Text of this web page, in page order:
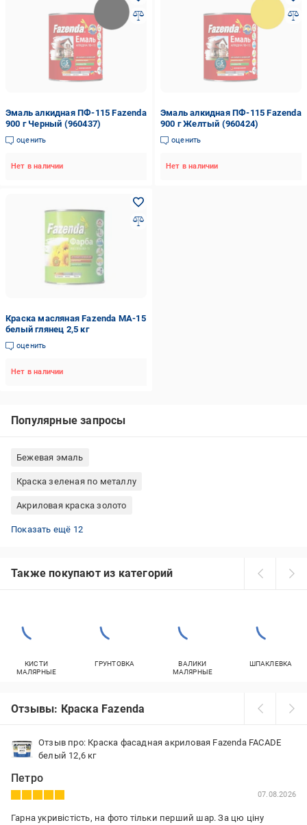
Эмаль алкидная ПФ-115 Fazenda
900 г Черный (960437)
оценить
Нет в наличии
Эмаль алкидная ПФ-115 Fazenda
900 г Желтый (960424)
оценить
Нет в наличии
Краска масляная Fazenda МА-15
белый глянец 2,5 кг
оценить
Нет в наличии
Популярные запросы
Бежевая эмаль
Краска зеленая по металлу
Акриловая краска золото
Краска с колорированием Aura®
Краска зеленая 3 литра
Голубой эмаль
Алкидно-уретановая эмаль
Серая краска для металла
КОРАБЕЛЬНАЯ эмаль
Краска-эмаль без запаха
Краска с колорированием Caparol
Краска декоративная для стен
Коричневая краска для дерева
Прозрачная краска по металлу
Краска с колорированием Kolorit
Показать ещё 12
Также покупают из категорий
КИСТИ
МАЛЯРНЫЕ
ГРУНТОВКА
ВАЛИКИ
МАЛЯРНЫЕ
ШПАКЛЕВКА
Отзывы: Краска Fazenda
Отзыв про: Краска фасадная акриловая Fazenda FACADE
белый 12,6 кг
Петро
07.08.2026
Гарна укривістість, на фото тільки перший шар. За цю ціну